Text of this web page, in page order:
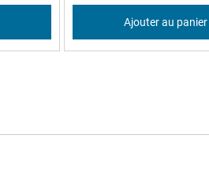
Ajouter au panier